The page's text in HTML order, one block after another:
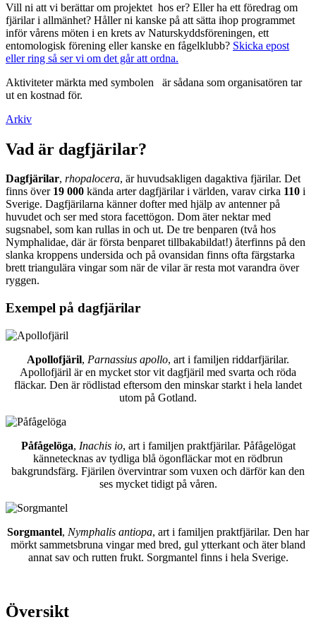
Vill ni att vi berättar om projektet hos er? Eller ha ett föredrag om
fjärilar i allmänhet? Håller ni kanske på att sätta ihop programmet
inför vårens möten i en krets av Naturskyddsföreningen, ett
entomologisk förening eller kanske en fågelklubb? Skicka epost
eller ring så ser vi om det går att ordna.
Aktiviteter märkta med symbolen
är sådana som organisatören tar
ut en kostnad för.
Arkiv
Vad är dagfjärilar?
Dagfjärilar, rhopalocera, är huvudsakligen dagaktiva fjärilar. Det
finns över 19 000 kända arter dagfjärilar i världen, varav cirka 110 i
Sverige. Dagfjärilarna känner dofter med hjälp av antenner på
huvudet och ser med stora facettögon. Dom äter nektar med
sugsnabel, som kan rullas in och ut. De tre benparen (två hos
Nymphalidae, där är första benparet tillbakabildat!) återfinns på den
slanka kroppens undersida och på ovansidan finns ofta färgstarka
brett triangulära vingar som när de vilar är resta mot varandra över
ryggen.
Exempel på dagfjärilar
Apollofjäril, Parnassius apollo, art i familjen riddarfjärilar.
Apollofjäril är en mycket stor vit dagfjäril med svarta och röda
fläckar. Den är rödlistad eftersom den minskar starkt i hela landet
utom på Gotland.
Påfågelöga, Inachis io, art i familjen praktfjärilar. Påfågelögat
kännetecknas av tydliga blå ögonfläckar mot en rödbrun
bakgrundsfärg. Fjärilen övervintrar som vuxen och därför kan den
ses mycket tidigt på våren.
Sorgmantel, Nymphalis antiopa, art i familjen praktfjärilar. Den har
mörkt sammetsbruna vingar med bred, gul ytterkant och äter bland
annat sav och rutten frukt. Sorgmantel finns i hela Sverige.
Översikt